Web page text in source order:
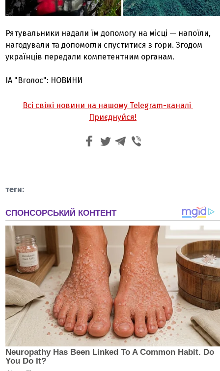
Рятувальники надали їм допомогу на місці — напоїли,
нагодували та допомогли спуститися з гори. Згодом
українців передали компетентним органам.
ІА "Вголос": НОВИНИ
Всі свіжі новини на нашому Telegram-каналі
Приєднуйся!